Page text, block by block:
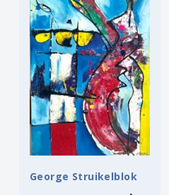
George Struikelblok